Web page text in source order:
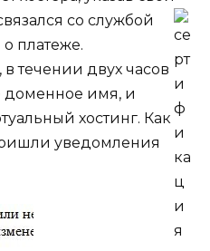
со службой
платеже.
течении двух часов
доменное имя, и
хостинг. Как
уведомления